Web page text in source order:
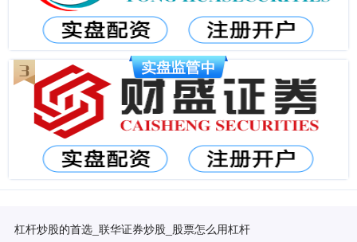
杠杆炒股的首选_联华证券炒股_股票怎么用杠杆